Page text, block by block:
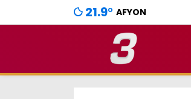
21.9° AFYON